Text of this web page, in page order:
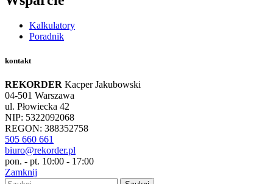
Kalkulatory
Poradnik
kontakt
REKORDER Kacper Jakubowski
04-501 Warszawa
ul. Płowiecka 42
NIP: 5322092068
REGON: 388352758
505 660 661
biuro@rekorder.pl
pon. - pt. 10:00 - 17:00
Zamknij